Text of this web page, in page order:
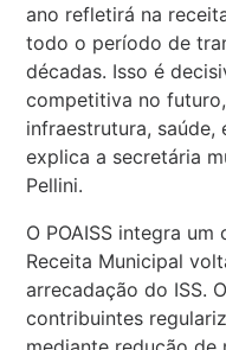
ano refletirá na
todo o período de
décadas. Isso é
competitiva no
infraestrutura, saúde,
explica a secretária
Pellini.
O POAISS integra
Receita Municipal
arrecadação do ISS.
contribuintes